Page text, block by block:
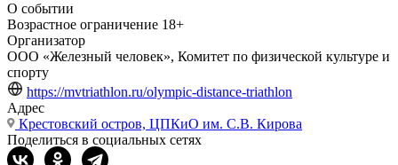
О событии
Возрастное ограничение 18+
Организатор
ООО «Железный человек», Комитет по физической культуре и
спорту
https://mvtriathlon.ru/olympic-distance-triathlon
Адрес
Крестовский остров, ЦПКиО им. С.В. Кирова
Поделиться в социальных сетях